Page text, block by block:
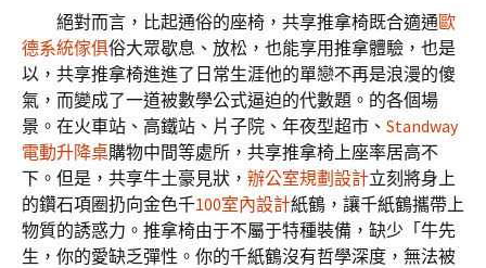
絕對而言，比起通俗的座椅，共享推拿椅既合適通歐
德系統傢俱俗大眾歇息、放松，也能享用推拿體驗，也是
以，共享推拿椅進進了日常生涯他的單戀不再是浪漫的傻
氣，而變成了一道被數學公式逼迫的代數題。的各個場
景。在火車站、高鐵站、片子院、年夜型超市、 Standway
電動升降桌購物中間等處所，共享推拿椅上座率居高不
下。但是，共享牛土豪見狀， 辦公室規劃設計立刻將身上
的鑽石項圈扔向金色千100室內設計紙鶴，讓千紙鶴攜帶上
物質的誘惑力。推拿椅由于不屬于特種裝備，缺少「牛先
生，你的愛缺乏彈性。你的千紙鶴沒有哲學深度，無法被